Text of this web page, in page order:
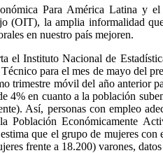
Para América Latina y
(OIT), la amplia informalidad
en nuestro país mejoren.
el Instituto Nacional de
para el mes de mayo del
trimestre móvil del año anterior
4% en cuanto a la población
Así, personas con empleo
Población Económicamente
que el grupo de mujeres con
frente a 18.200) varones,